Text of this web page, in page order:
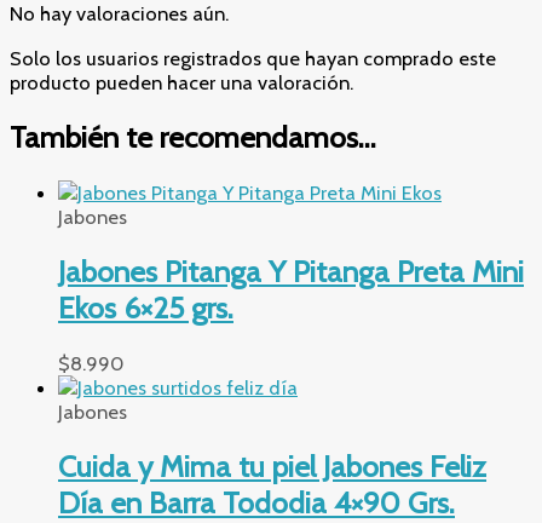
No hay valoraciones aún.
Solo los usuarios registrados que hayan comprado este
producto pueden hacer una valoración.
También te recomendamos…
Jabones
Jabones Pitanga Y Pitanga Preta Mini
Ekos 6×25 grs.
$8.990
Jabones
Cuida y Mima tu piel Jabones Feliz
Día en Barra Tododia 4×90 Grs.